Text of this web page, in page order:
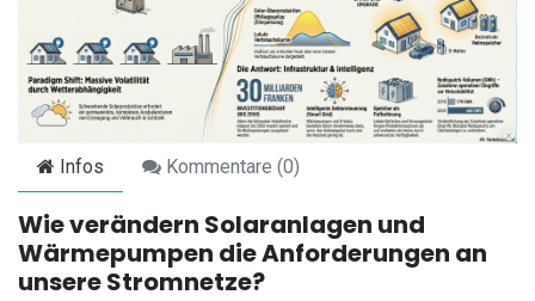
Infos Kommentare (0)
Wie verändern Solaranlagen und
Wärmepumpen die Anforderungen an
unsere Stromnetze?